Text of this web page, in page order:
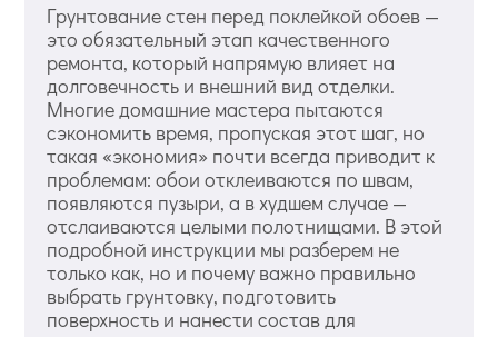
Грунтование стен перед поклейкой обоев —
это обязательный этап качественного
ремонта, который напрямую влияет на
долговечность и внешний вид отделки.
Многие домашние мастера пытаются
сэкономить время, пропуская этот шаг, но
такая «экономия» почти всегда приводит к
проблемам: обои отклеиваются по швам,
появляются пузыри, а в худшем случае —
отслаиваются целыми полотнищами. В этой
подробной инструкции мы разберем не
только как, но и почему важно правильно
выбрать грунтовку, подготовить
поверхность и нанести состав для